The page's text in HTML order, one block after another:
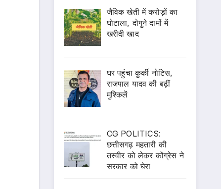
जैविक खेती में करोड़ों का
घोटाला, दोगुने दामों में
खरीदी खाद
घर पहुंचा कुर्की नोटिस,
राजपाल यादव की बढ़ीं
मुश्किलें
CG POLITICS:
छत्तीसगढ़ महतारी की
तस्वीर को लेकर कोंग्रेस ने
सरकार को घेरा